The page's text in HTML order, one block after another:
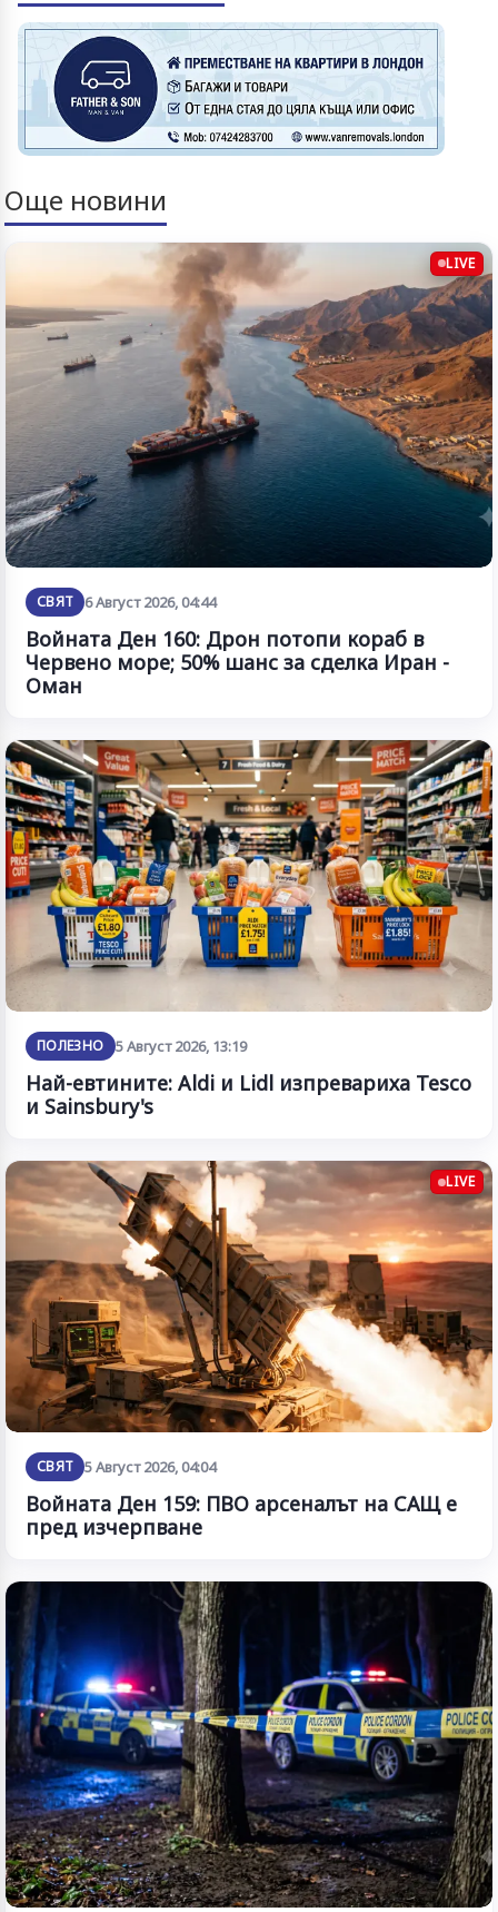
Още новини
LIVE
СВЯТ 6 Август 2026, 04:44
Войната Ден 160: Дрон потопи кораб в
Червено море; 50% шанс за сделка Иран -
Оман
ПОЛЕЗНО 5 Август 2026, 13:19
Най-евтините: Aldi и Lidl изпревариха Tesco
и Sainsbury's
LIVE
СВЯТ 5 Август 2026, 04:04
Войната Ден 159: ПВО арсеналът на САЩ е
пред изчерпване